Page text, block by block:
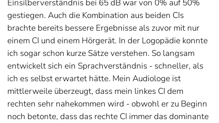
Einsilberverständnis bei 65 dB war von 0% auf 50%
gestiegen. Auch die Kombination aus beiden CIs
brachte bereits bessere Ergebnisse als zuvor mit nur
einem CI und einem Hörgerät. In der Logopädie konnte
ich sogar schon kurze Sätze verstehen. So langsam
entwickelt sich ein Sprachverständnis - schneller, als
ich es selbst erwartet hätte. Mein Audiologe ist
mittlerweile überzeugt, dass mein linkes CI dem
rechten sehr nahekommen wird - obwohl er zu Beginn
noch betonte, dass das rechte CI immer das dominante